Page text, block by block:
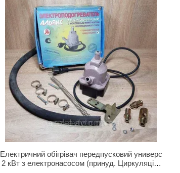
Електричний обігрівач передпусковий универс
2 кВт з електронасосом (принуд. Циркуляція)